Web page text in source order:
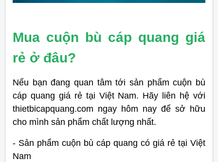
Mua cuộn bù cáp quang giá
rẻ ở đâu?
Nếu bạn đang quan tâm tới sản phẩm cuộn bù
cáp quang giá rẻ tại Việt Nam. Hãy liên hệ với
thietbicapquang.com ngay hôm nay để sở hữu
cho mình sản phẩm chất lượng nhất.
- Sản phẩm cuộn bù cáp quang có giá rẻ tại Việt
Nam